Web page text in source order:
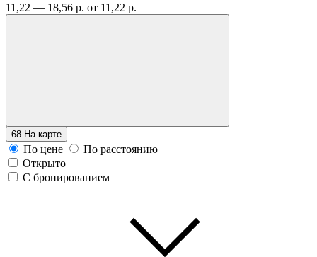
11,22 — 18,56 р. от 11,22 р.
68 На карте
По цене
По расстоянию
Открыто
С бронированием